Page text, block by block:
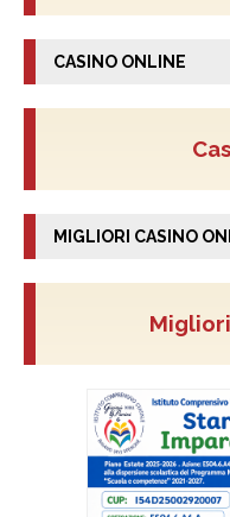
CASINO ONLINE
MIGLIORI CASINO